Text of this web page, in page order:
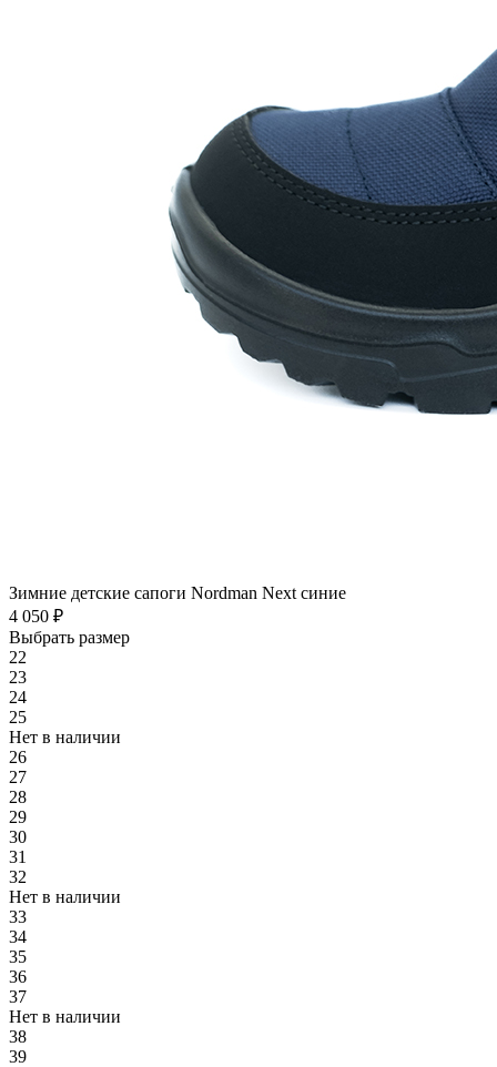
Зимние детские сапоги Nordman Next синие
4 050 ₽
Выбрать размер
22
23
24
25
Нет в наличии
26
27
28
29
30
31
32
Нет в наличии
33
34
35
36
37
Нет в наличии
38
39